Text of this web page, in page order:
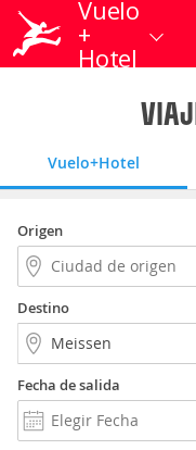
Vuelo
+
Hotel
Vuelo+Hotel
Origen
Destino
Fecha de salida